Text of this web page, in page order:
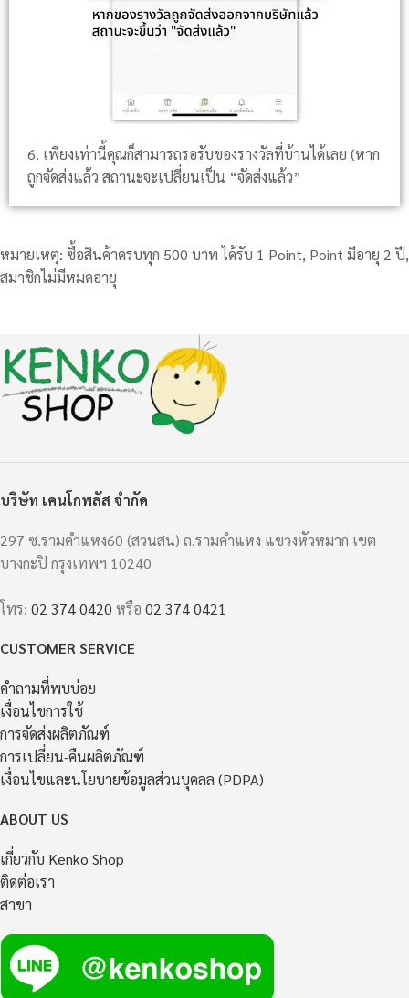
6. เพียงเท่านี้คุณก็สามารถรอรับของรางวัลที่บ้านได้เลย (หาก
ถูกจัดส่งแล้ว สถานะจะเปลี่ยนเป็น “จัดส่งแล้ว”
หมายเหตุ: ซื้อสินค้าครบทุก 500 บาท ได้รับ 1 Point, Point มีอายุ 2 ปี,
สมาชิกไม่มีหมดอายุ
บริษัท เคนโกพลัส จำกัด
297 ซ.รามคำแหง60 (สวนสน) ถ.รามคำแหง แขวงหัวหมาก เขต
บางกะปิ กรุงเทพฯ 10240
โทร: 02 374 0420 หรือ 02 374 0421
CUSTOMER SERVICE
คำถามที่พบบ่อย
เงื่อนไขการใช้
การจัดส่งผลิตภัณฑ์
การเปลี่ยน-คืนผลิตภัณฑ์
เงื่อนไขและนโยบายข้อมูลส่วนบุคลล (PDPA)
ABOUT US
เกี่ยวกับ Kenko Shop
ติดต่อเรา
สาขา